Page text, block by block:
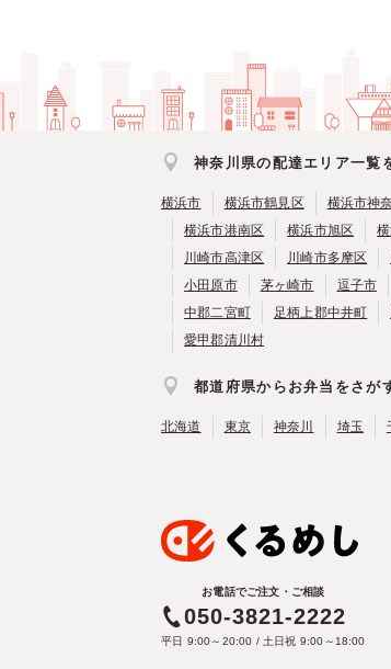
神奈川県の配達エリア一覧
横浜市 横浜市鶴見区 横浜市神
横浜市港南区
横浜市旭区
川崎市高津区
川崎市多摩区
小田原市
茅ヶ崎市 逗子市
中郡二宮町
足柄上郡中井町
愛甲郡清川村
都道府県からお弁当をさが
北海道 東京 神奈川 埼玉
お電話でご注文・ご相談
050-3821-2222
平日 9:00～20:00 / 土日祝 9:00～18:00